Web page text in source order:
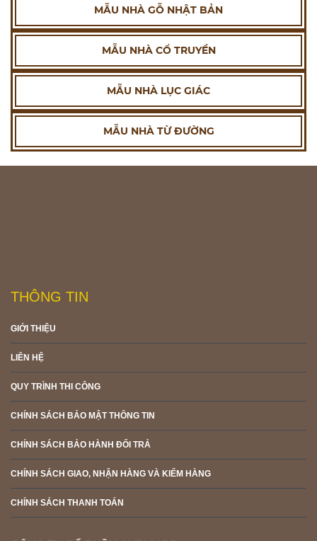
MẪU NHÀ GỖ NHẬT BẢN
MẪU NHÀ CỔ TRUYỀN
MẪU NHÀ LỤC GIÁC
MẪU NHÀ TỪ ĐƯỜNG
THÔNG TIN
GIỚI THIỆU
LIÊN HỆ
QUY TRÌNH THI CÔNG
CHÍNH SÁCH BẢO MẬT THÔNG TIN
CHÍNH SÁCH BẢO HÀNH ĐỔI TRẢ
CHÍNH SÁCH GIAO, NHẬN HÀNG VÀ KIỂM HÀNG
CHÍNH SÁCH THANH TOÁN